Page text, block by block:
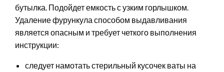
бутылка. Подойдет емкость с узким горлышком.
Удаление фурункула способом выдавливания
является опасным и требует четкого выполнения
инструкции:
следует намотать стерильный кусочек ваты на